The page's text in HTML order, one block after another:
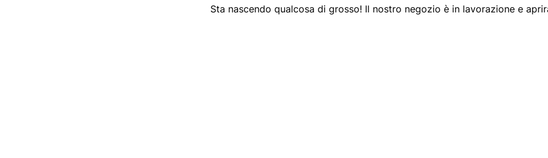
Sta nascendo qualcosa di grosso! Il nostro negozio è in lavorazione e